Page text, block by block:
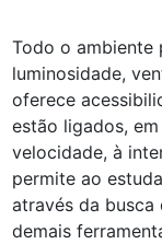
Todo o ambiente
luminosidade,
oferece
estão ligados,
velocidade, à
permite ao
através da busca
demais